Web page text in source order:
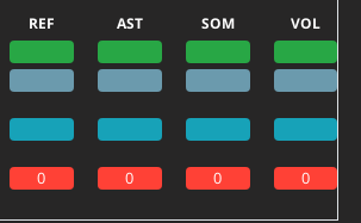
REF AST SOM
VOL